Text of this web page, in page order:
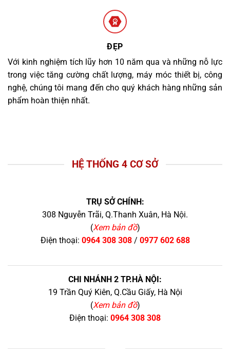
ĐẸP
Với kinh nghiệm tích lũy hơn 10 năm qua và những nỗ lực
trong việc tăng cường chất lượng, máy móc thiết bị, công
nghệ, chúng tôi mang đến cho quý khách hàng những sản
phẩm hoàn thiện nhất.
HỆ THỐNG 4 CƠ SỞ
TRỤ SỞ CHÍNH:
308 Nguyễn Trãi, Q.Thanh Xuân, Hà Nội.
(Xem bản đồ)
Điện thoại: 0964 308 308/ 0977 602 688
CHI NHÁNH 2 TP.HÀ NỘI:
19 Trần Quý Kiên, Q.Cầu Giấy, Hà Nội
(Xem bản đồ)
Điện thoại: 0964 308 308